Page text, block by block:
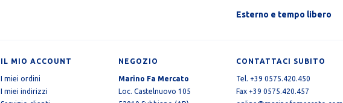
Esterno e tempo libero
IL MIO ACCOUNT
I miei ordini
I miei indirizzi
NEGOZIO
Marino Fa Mercato
Loc. Castelnuovo 105
CONTATTACI SUBITO
Tel. +39 0575.420.450
Fax +39 0575.420.457